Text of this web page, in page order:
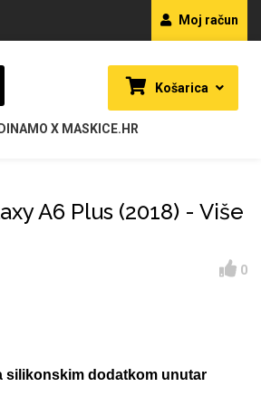
Moj račun
Košarica
DINAMO X MASKICE.HR
A6 Plus (2018) - Više
0
silikonskim dodatkom unutar